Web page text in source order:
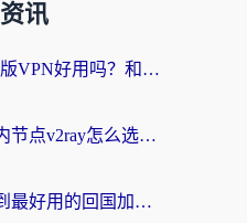
讯
海外党必看：快帆TV版VPN好用吗？和快游VPN对比哪个回国效果更好？附实用避坑指南
海外党无忧指南：国内节点v2ray怎么选？一键回国VPN+多场景实测帮你避坑
海外党必看：如何选到最好用的回国加速器？从节点到售后的全维度指南